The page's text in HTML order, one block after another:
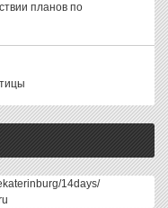
планов по
14days/